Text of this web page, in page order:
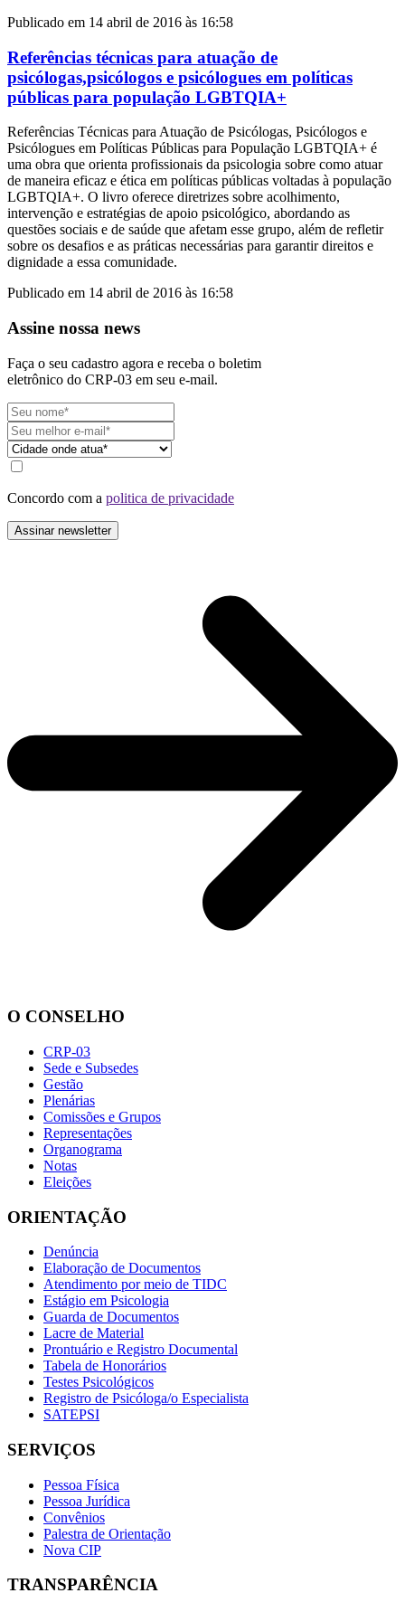
Publicado em 14 abril de 2016 às 16:58
Referências técnicas para atuação de
psicólogas,psicólogos e psicólogues em políticas
públicas para população LGBTQIA+
Referências Técnicas para Atuação de Psicólogas, Psicólogos e
Psicólogues em Políticas Públicas para População LGBTQIA+ é
uma obra que orienta profissionais da psicologia sobre como atuar
de maneira eficaz e ética em políticas públicas voltadas à população
LGBTQIA+. O livro oferece diretrizes sobre acolhimento,
intervenção e estratégias de apoio psicológico, abordando as
questões sociais e de saúde que afetam esse grupo, além de refletir
sobre os desafios e as práticas necessárias para garantir direitos e
dignidade a essa comunidade.
Publicado em 14 abril de 2016 às 16:58
Assine nossa news
Faça o seu cadastro agora e receba o boletim
eletrônico do CRP-03 em seu e-mail.
Concordo com a politica de privacidade
O CONSELHO
CRP-03
Sede e Subsedes
Gestão
Plenárias
Comissões e Grupos
Representações
Organograma
Notas
Eleições
ORIENTAÇÃO
Denúncia
Elaboração de Documentos
Atendimento por meio de TIDC
Estágio em Psicologia
Guarda de Documentos
Lacre de Material
Prontuário e Registro Documental
Tabela de Honorários
Testes Psicológicos
Registro de Psicóloga/o Especialista
SATEPSI
SERVIÇOS
Pessoa Física
Pessoa Jurídica
Convênios
Palestra de Orientação
Nova CIP
TRANSPARÊNCIA